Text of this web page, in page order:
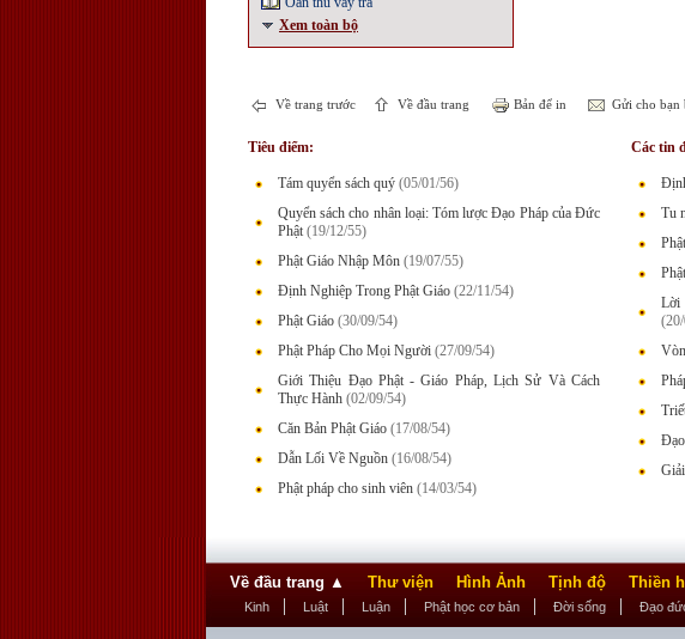
Xem toàn bộ
Về trang trước Về đầu trang Bản để in Gửi cho bạn
Tiêu điểm:
Tám quyển sách quý (05/01/56)
Quyển sách cho nhân loại: Tóm lược Đạo Pháp của Đức
Phật (19/12/55)
Phật Giáo Nhập Môn (19/07/55)
Định Nghiệp Trong Phật Giáo (22/11/54)
Phật Giáo (30/09/54)
Phật Pháp Cho Mọi Người (27/09/54)
Giới Thiệu Đạo Phật - Giáo Pháp, Lịch Sử Và Cách
Thực Hành (02/09/54)
Căn Bản Phật Giáo (17/08/54)
Dẫn Lối Về Nguồn (16/08/54)
Phật pháp cho sinh viên (14/03/54)
Các tin
Tu
Lời
Về đầu trang ▲ Thư viện Hình Ảnh Tịnh độ Thiền
Kinh Luật Luận Phật học cơ bản Đời sống Đạo